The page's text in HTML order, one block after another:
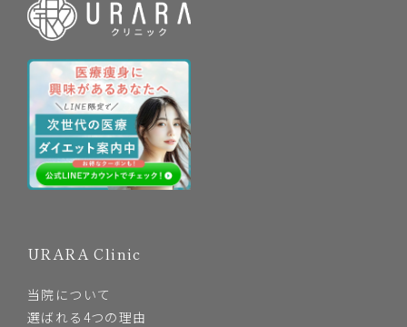
URARA Clinic
当院について
選ばれる4つの理由